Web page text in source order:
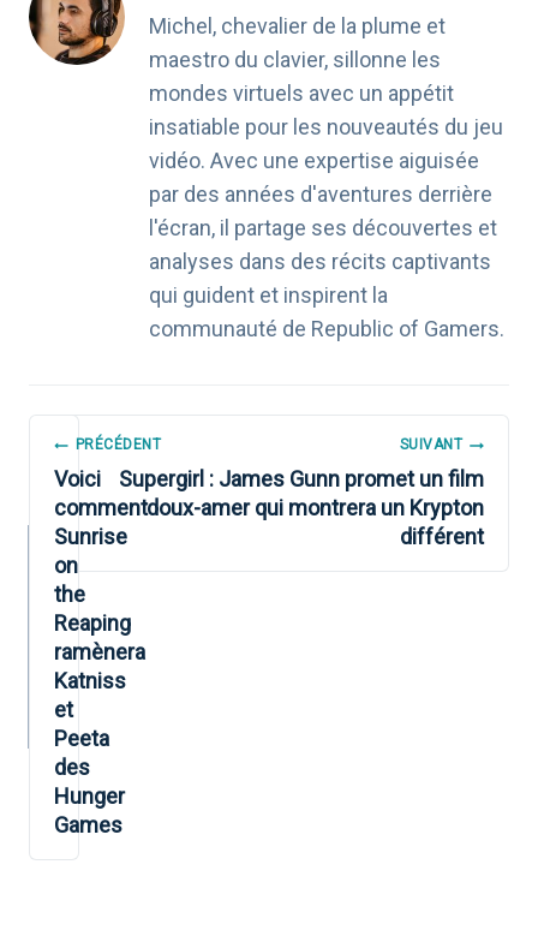
Michel, chevalier de la plume et
maestro du clavier, sillonne les
mondes virtuels avec un appétit
insatiable pour les nouveautés du jeu
vidéo. Avec une expertise aiguisée
par des années d'aventures derrière
l'écran, il partage ses découvertes et
analyses dans des récits captivants
qui guident et inspirent la
communauté de Republic of Gamers.
NAVIGATION
DE
L’ARTICLE
PRÉCÉDENT
Voici
comment
Sunrise
on
the
Reaping
ramènera
Katniss
et
Peeta
des
Hunger
Games
SUIVANT
Supergirl : James Gunn promet un film
doux-amer qui montrera un Krypton
différent